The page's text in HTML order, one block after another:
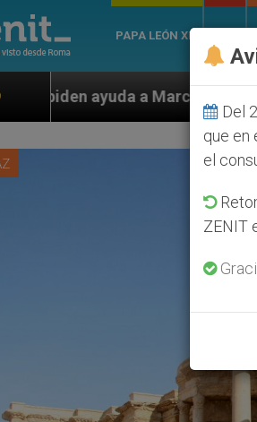
PAPA LEÓN XIV
ante persecución de
Del
que en
el
ZENIT